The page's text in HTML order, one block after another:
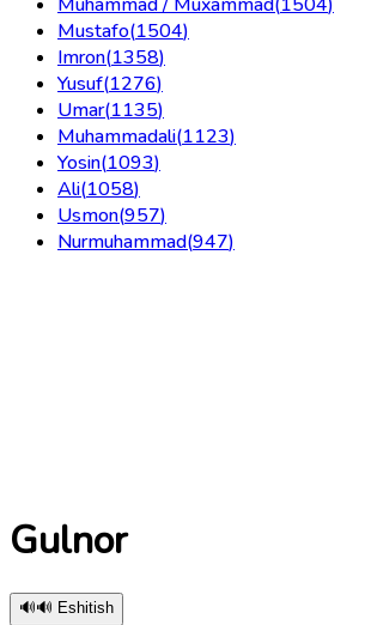
Mustafo(1504)
Imron(1358)
Yusuf(1276)
Umar(1135)
Muhammadali(1123)
Yosin(1093)
Ali(1058)
Usmon(957)
Nurmuhammad(947)
Gulnor
🔊🔊 Eshitish